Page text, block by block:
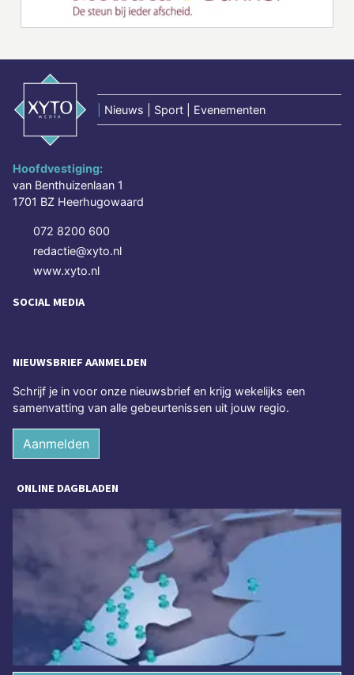
Nieuws | Sport | Evenementen
Hoofdvestiging:
van Benthuizenlaan 1
1701 BZ Heerhugowaard
072 8200 600
redactie@xyto.nl
www.xyto.nl
SOCIAL MEDIA
NIEUWSBRIEF AANMELDEN
Schrijf je in voor onze nieuwsbrief en krijg wekelijks een
samenvatting van alle gebeurtenissen uit jouw regio.
Aanmelden
ONLINE DAGBLADEN